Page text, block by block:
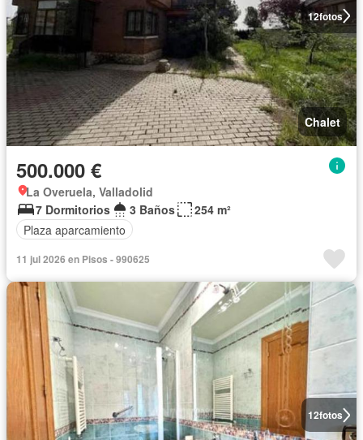
12fotos
Chalet
500.000 €
La Overuela, Valladolid
7 Dormitorios
3 Baños
254 m²
Plaza aparcamiento
11 jul 2026 en Pisos - 990625
12fotos